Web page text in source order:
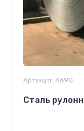
Артикул: 4690
Сталь